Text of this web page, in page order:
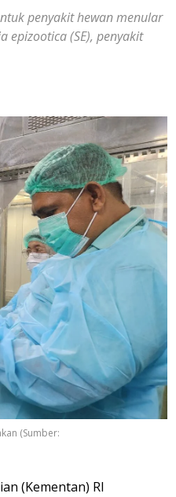
penyakit hewan menular
epizootica (SE), penyakit
(Sumber:
(Kementan) RI